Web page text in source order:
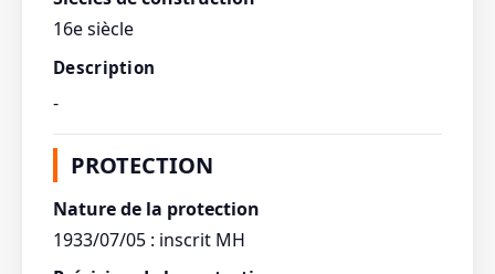
16e siècle
Description
-
PROTECTION
Nature de la protection
1933/07/05 : inscrit MH